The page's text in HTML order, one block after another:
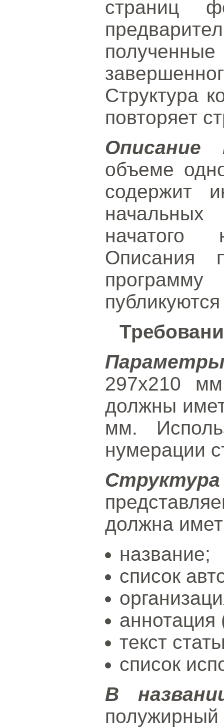
страниц
Структура
повторяет
Описание
объеме
содержит
начатого
Описания
297x210
должны
мм.
нумерации
должна
название;
список
аннотация
текст
список
В